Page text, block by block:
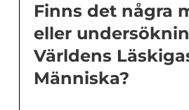
Finns det några
eller
Världens
Människa?